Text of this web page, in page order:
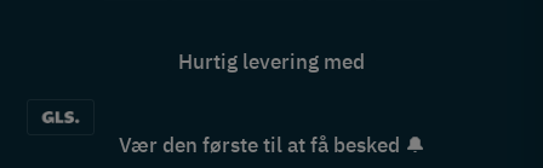
Hurtig levering med
Vær den første til at få besked 🔔